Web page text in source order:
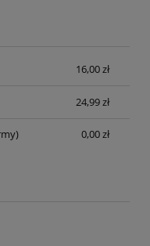
płatności
16,00 zł
24,99 zł
0,00 zł